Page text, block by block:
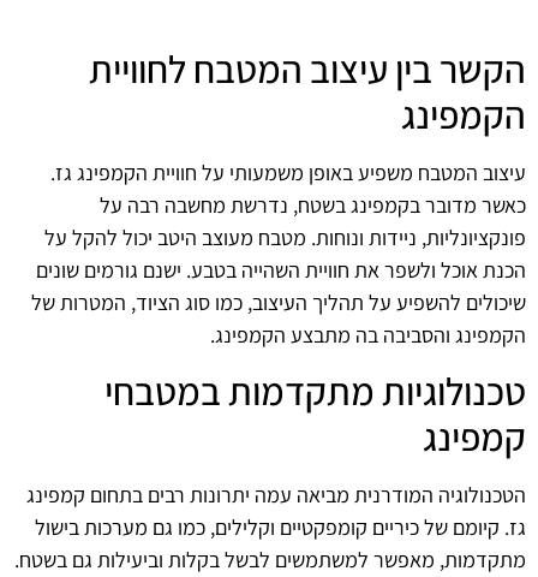
הקשר בין עיצוב המטבח לחוויית
הקמפינג
עיצוב המטבח משפיע באופן משמעותי על חוויית הקמפינג גז.
כאשר מדובר בקמפינג בשטח, נדרשת מחשבה רבה על
פונקציונליות, ניידות ונוחות. מטבח מעוצב היטב יכול להקל על
הכנת אוכל ולשפר את חוויית השהייה בטבע. ישנם גורמים שונים
שיכולים להשפיע על תהליך העיצוב, כמו סוג הציוד, המטרות של
הקמפינג והסביבה בה מתבצע הקמפינג.
טכנולוגיות מתקדמות במטבחי
קמפינג
הטכנולוגיה המודרנית מביאה עמה יתרונות רבים בתחום קמפינג
גז. קיומם של כיריים קומפקטיים וקלילים, כמו גם מערכות בישול
מתקדמות, מאפשר למשתמשים לבשל בקלות וביעילות גם בשטח.